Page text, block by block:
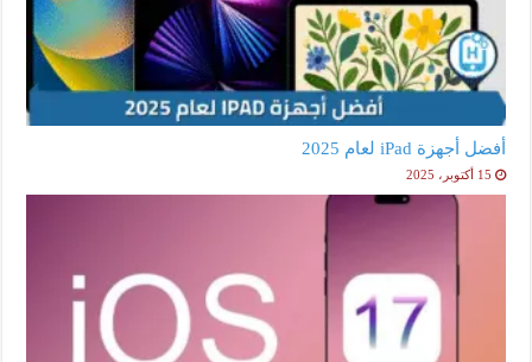
أفضل أجهزة iPad لعام 2025
15 أكتوبر، 2025